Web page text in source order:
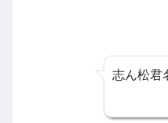
志ん松君